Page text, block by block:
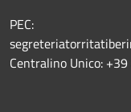
PEC:
Centralino Unico: